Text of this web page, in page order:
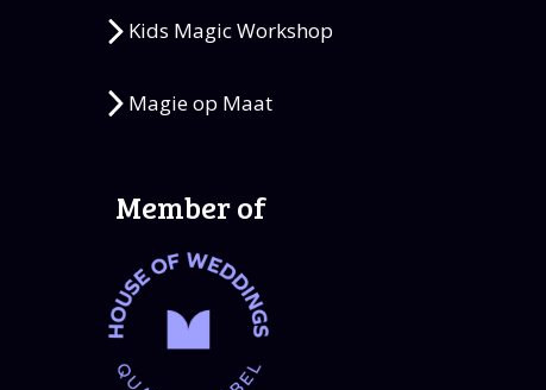
Kids Magic Workshop
Magie op Maat
Member of